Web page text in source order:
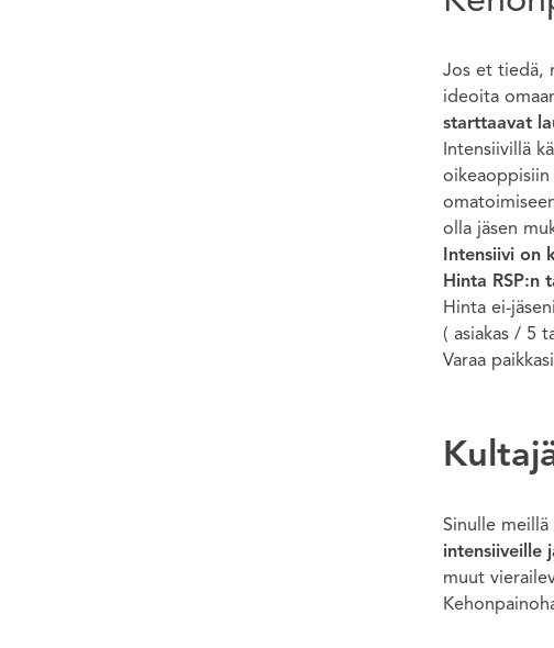
Jos et tiedä,
ideoita
starttaavat
Intensiivillä
oikeaoppisiin
olla jäsen
Intensiivi on
Hinta RSP:n
Hinta ei-
( asiakas / 5
Varaa
Sinulle
intensiiveille
muut